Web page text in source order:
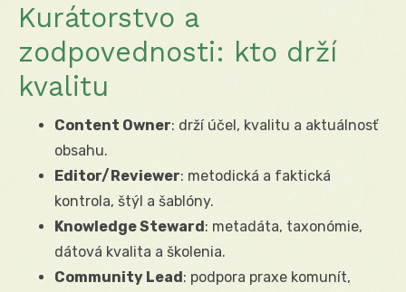
Kurátorstvo a
zodpovednosti: kto drží
kvalitu
Content Owner: drží účel, kvalitu a aktuálnosť
obsahu.
Editor/Reviewer: metodická a faktická
kontrola, štýl a šablóny.
Knowledge Steward: metadáta, taxonómie,
dátová kvalita a školenia.
Community Lead: podpora praxe komunít,